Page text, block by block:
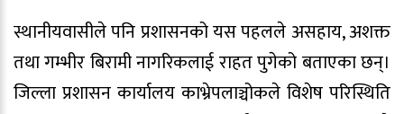
स्थानीयवासीले पनि प्रशासनको यस पहलले असहाय, अशक्त
तथा गम्भीर बिरामी नागरिकलाई राहत पुगेको बताएका छन्।
जिल्ला प्रशासन कार्यालय काभ्रेपलाञ्चोकले विशेष परिस्थिति